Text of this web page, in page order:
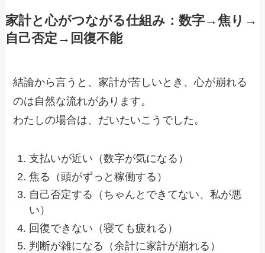
家計と心がつながる仕組み：数字→焦り→
自己否定→回復不能
結論から言うと、家計が苦しいとき、心が崩れる
のは自然な流れがあります。
わたしの場合は、だいたいこうでした。
支払いが近い（数字が気になる）
焦る（頭がずっと稼働する）
自己否定する（ちゃんとできてない、私が悪
い）
回復できない（寝ても疲れる）
判断が雑になる（余計に家計が崩れる）